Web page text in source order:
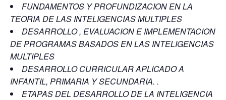
FUNDAMENTOS Y PROFUNDIZACION EN LA
TEORIA DE LAS INTELIGENCIAS MULTIPLES
DESARROLLO , EVALUACION E IMPLEMENTACION
DE PROGRAMAS BASADOS EN LAS INTELIGENCIAS
MULTIPLES
DESARROLLO CURRICULAR APLICADO A
INFANTIL, PRIMARIA Y SECUNDARIA. .
ETAPAS DEL DESARROLLO DE LA INTELIGENCIA